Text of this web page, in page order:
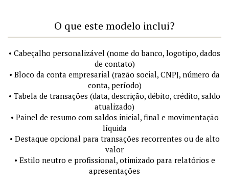
O que este modelo inclui?
• Cabeçalho personalizável (nome do banco, logotipo, dados
de contato)
• Bloco da conta empresarial (razão social, CNPJ, número da
conta, período)
• Tabela de transações (data, descrição, débito, crédito, saldo
atualizado)
• Painel de resumo com saldos inicial, final e movimentação
líquida
• Destaque opcional para transações recorrentes ou de alto
valor
• Estilo neutro e profissional, otimizado para relatórios e
apresentações